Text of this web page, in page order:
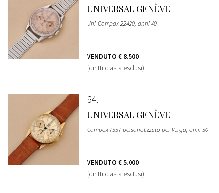
UNIVERSAL GENÈVE
Uni-Compax 22420, anni 40
VENDUTO € 8.500
(diritti d'asta esclusi)
64
UNIVERSAL GENÈVE
Compax 7337 personalizzato per Verga, anni 30
VENDUTO € 5.000
(diritti d'asta esclusi)